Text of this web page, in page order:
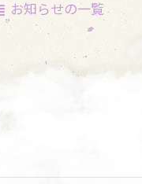
お知らせの一覧